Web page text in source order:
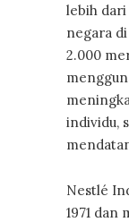
lebih dari
negara
2.000
individu,
Nestlé
1971 dan